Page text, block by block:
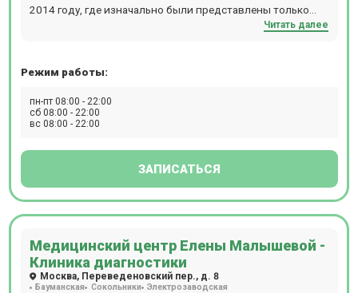
2014 году, где изначально были представлены только
услуги МРТ. В настоящее время здесь предлагается
Московских центров МРТ: МРТ и КТ, ультразвуковая
физиотерапия, лабораторные анализы. Диагностика
осуществляется под клиническую задачу лечащего врача.
применяется ударно-волновая, магнитная, лазерная
терапия и др.
Читать далее
Режим работы:
пн-пт 08:00 - 22:00
сб 08:00 - 22:00
вс 08:00 - 22:00
ЗАПИСАТЬСЯ
Медицинский центр Елены Малышевой -
Клиника диагностики
Москва, Переведеновский пер., д. 8
Бауманская Сокольники Электрозаводская